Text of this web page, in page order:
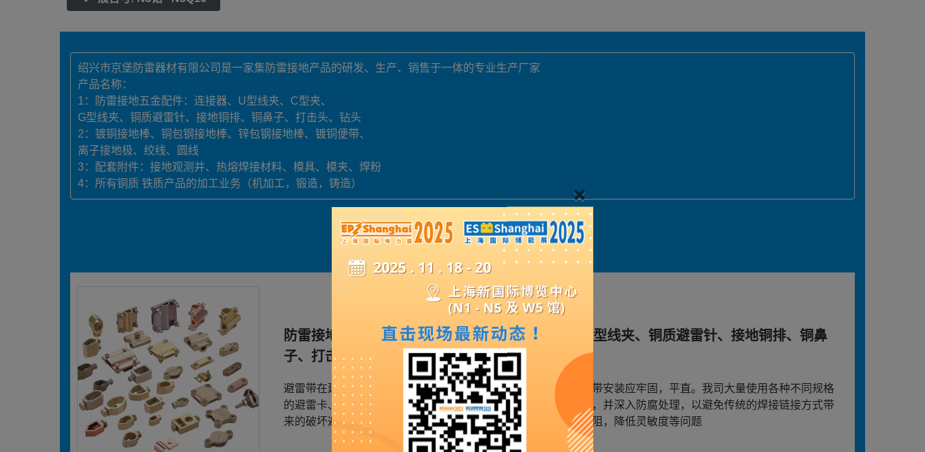
绍兴市京堡防雷器材有限公司是一家集防雷接地产品的研发、生产、销售于一体的专业生产厂家
产品名称：
1：防雷接地五金配件：连接器、U型线夹、C型夹、
G型线夹、铜质避雷针、接地铜排、铜鼻子、打击头、钻头
2：镀铜接地棒、铜包钢接地棒、锌包钢接地棒、镀铜便带、
离子接地极、绞线、圆线
3：配套附件：接地观测井、热熔焊接材料、模具、模夹、焊粉
4：所有铜质 铁质产品的加工业务（机加工，锻造，铸造）
展品详情
防雷接地五金配件：连接器、U型线夹、C型夹、 G型线夹、铜质避雷针、接地铜排、铜鼻
子、打击头、钻头，铜鼻子等等
避雷带在建筑中起着保护建筑物以及人身安全的重要作用，避雷带安装应牢固，平直。我司大量使用各种不同规格
的避雷卡、避雷带支架，采用优质黄铜材料或者冷轧板冲压成型，并深入防腐处理，以避免传统的焊接链接方式带
来的破坏避雷带的镀锌防腐层，使焊接部分碳化、变脆，增大电阻，降低灵敏度等问题